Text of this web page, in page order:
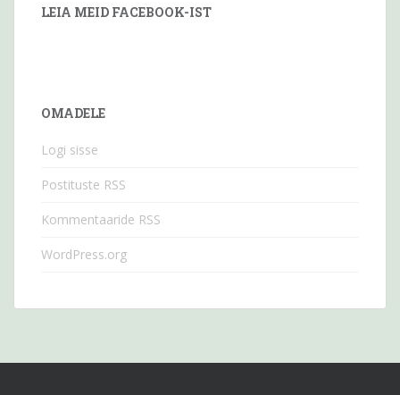
LEIA MEID FACEBOOK-IST
OMADELE
Logi sisse
Postituste RSS
Kommentaaride RSS
WordPress.org